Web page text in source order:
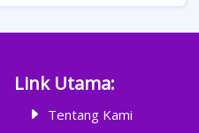
Link Utama:
Tentang Kami